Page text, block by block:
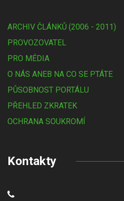
ARCHIV ČLÁNKŮ (2006 - 2011)
PROVOZOVATEL
PRO MÉDIA
O NÁS ANEB NA CO SE PTÁTE
PŮSOBNOST PORTÁLU
PŘEHLED ZKRATEK
OCHRANA SOUKROMÍ
Kontakty